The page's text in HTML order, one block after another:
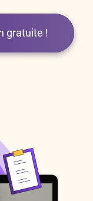
gratuite !